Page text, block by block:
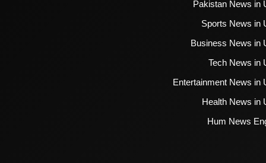
Pakistan News in
Sports News in
Business News in
Tech News in
Entertainment News in
Health News in
Hum News